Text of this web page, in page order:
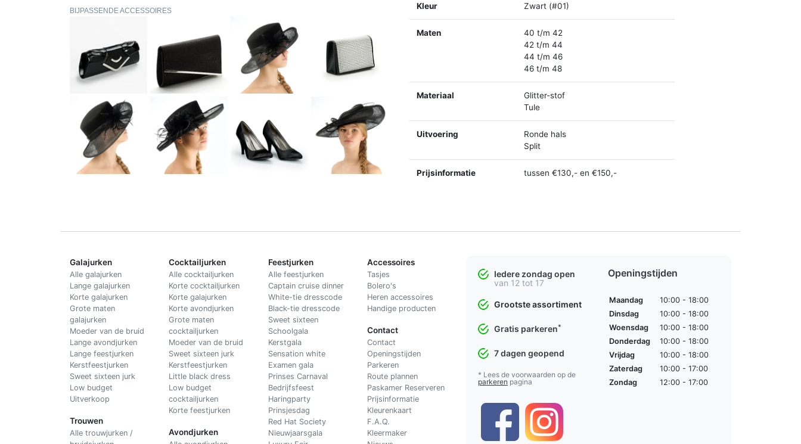
BIJPASSENDE ACCESSOIRES Kleur Zwart (#01)
Maten
40 t/m 42
42 t/m 44
44 t/m 46
46 t/m 48
Materiaal
Glitter-stof
Tule
Uitvoering
Ronde hals
Split
Prijsinformatie tussen €130,- en €150,-
Galajurken
Alle galajurken
Lange galajurken
Korte galajurken
Grote maten
galajurken
Moeder van de bruid
Lange avondjurken
Lange feestjurken
Kerstfeestjurken
Sweet sixteen jurk
Low budget
Uitverkoop
Trouwen
Alle trouwjurken /
Cocktailjurken
Alle cocktailjurken
Korte cocktailjurken
Korte galajurken
Korte avondjurken
Grote maten
cocktailjurken
Moeder van de bruid
Sweet sixteen jurk
Kerstfeestjurken
Little black dress
Low budget
cocktailjurken
Korte feestjurken
Avondjurken
Feestjurken
Alle feestjurken
Captain cruise dinner
White-tie dresscode
Black-tie dresscode
Sweet sixteen
Schoolgala
Kerstgala
Sensation white
Examen gala
Prinses Carnaval
Bedrijfsfeest
Haringparty
Prinsjesdag
Red Hat Society
Nieuwjaarsgala
Accessoires
Tasjes
Bolero's
Heren accessoires
Handige producten
Contact
Contact
Openingstijden
Parkeren
Route plannen
Paskamer Reserveren
Prijsinformatie
Kleurenkaart
F.A.Q.
Kleermaker
Iedere zondag open
van 12 tot 17
Grootste assortiment
Gratis parkeren*
7 dagen geopend
* Lees de voorwaarden op de
parkeren pagina
Openingstijden
Maandag
10:00 - 18:00
Dinsdag
10:00 - 18:00
Woensdag
10:00 - 18:00
Donderdag
10:00 - 18:00
Vrijdag
10:00 - 18:00
Zaterdag
10:00 - 17:00
Zondag
12:00 - 17:00